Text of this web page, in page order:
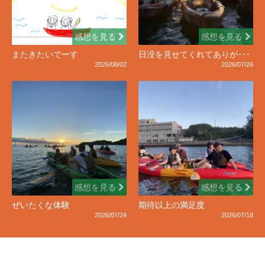
感想を見る
またきたいでーす
2026/08/02
感想を見る
日没を見せてくれてありが･･･
2026/07/26
感想を見る
ぜいたくな体験
2026/07/24
感想を見る
期待以上の満足度
2026/07/18